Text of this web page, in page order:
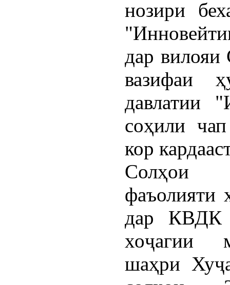
нозири
дар вилояи
вазифаи
давлатии
соҳили
кор
Солҳои
фаъолияти
дар КВДК
хоҷагии
шаҳри